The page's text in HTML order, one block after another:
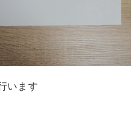
います